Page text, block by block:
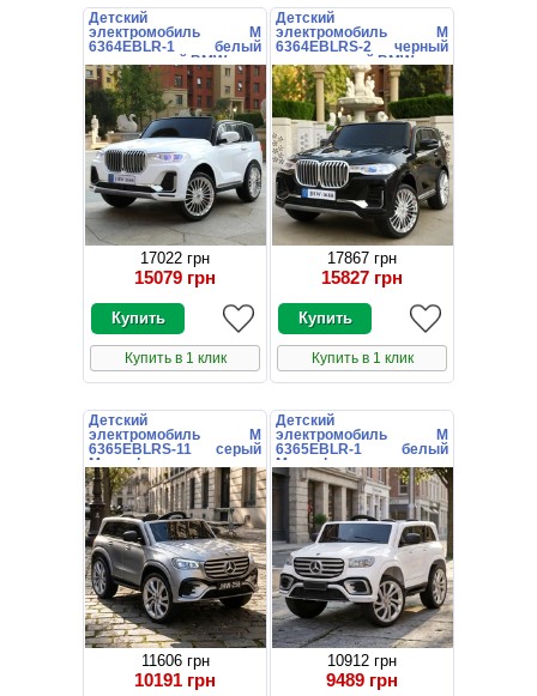
Детский
электромобиль M
6364EBLR-1 белый
двухместный BMW
17022 грн
15079 грн
Купить в 1 клик
Детский
электромобиль M
6364EBLRS-2 черный
двухместный BMW
17867 грн
15827 грн
Купить в 1 клик
Детский
электромобиль M
6365EBLRS-11 серый
Mercedes с мягким
сиденьем
11606 грн
10191 грн
Детский
электромобиль M
6365EBLR-1 белый
Mercedes с мягким
сиденьем
10912 грн
9489 грн